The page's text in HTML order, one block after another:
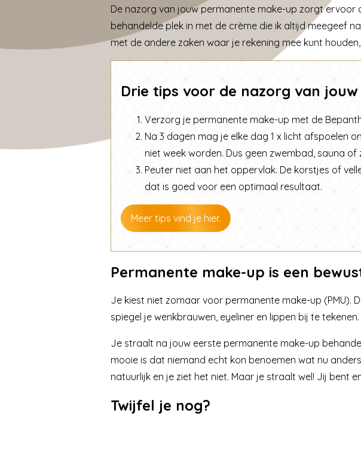
De nazorg van jouw permanente make-up zorgt
behandelde plek in met de crème die ik altijd meegeef
met de andere zaken waar je rekening mee kunt
Drie tips voor de nazorg van
Verzorg je permanente make-up met de
Na 3 dagen mag je elke dag 1 x licht afspoelen
niet week worden. Dus geen zwembad, sauna of
Peuter niet aan het oppervlak. De korstjes of
dat is goed voor een optimaal resultaat.
Meer tips vind je hier.
Permanente make-up is een
Je kiest niet zomaar voor permanente make-up
spiegel je wenkbrauwen, eyeliner en lippen bij te tekenen.
Je straalt na jouw eerste permanente make-up
mooie is dat niemand echt kon benoemen wat nu
natuurlijk en je ziet het niet. Maar je straalt wel! Jij bent
Twijfel je nog?